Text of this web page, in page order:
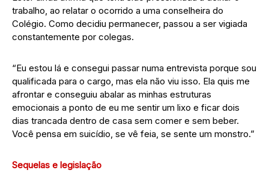
trabalho, ao relatar o ocorrido a uma conselheira do
Colégio. Como decidiu permanecer, passou a ser vigiada
constantemente por colegas.
“Eu estou lá e consegui passar numa entrevista porque sou
qualificada para o cargo, mas ela não viu isso. Ela quis me
afrontar e conseguiu abalar as minhas estruturas
emocionais a ponto de eu me sentir um lixo e ficar dois
dias trancada dentro de casa sem comer e sem beber.
Você pensa em suicídio, se vê feia, se sente um monstro.”
Sequelas e legislação